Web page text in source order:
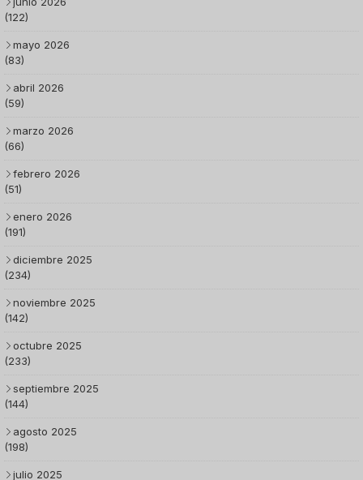
(122)
mayo 2026
(83)
abril 2026
(59)
marzo 2026
(66)
febrero 2026
(51)
enero 2026
(191)
diciembre 2025
(234)
noviembre 2025
(142)
octubre 2025
(233)
septiembre 2025
(144)
agosto 2025
(198)
julio 2025